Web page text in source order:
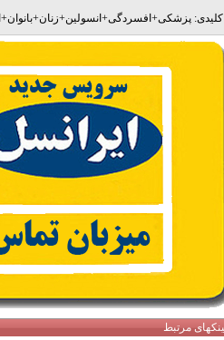
پزشکی+ افسردگی+ انسولین+زنان+بانوان+
مرتبط